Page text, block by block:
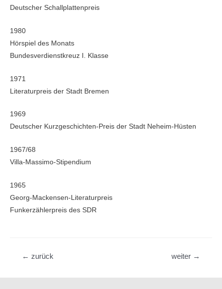
Deutscher Schallplattenpreis
1980
Hörspiel des Monats
Bundesverdienstkreuz I. Klasse
1971
Literaturpreis der Stadt Bremen
1969
Deutscher Kurzgeschichten-Preis der Stadt Neheim-Hüsten
1967/68
Villa-Massimo-Stipendium
1965
Georg-Mackensen-Literaturpreis
Funkerzählerpreis des SDR
Beitragsnavigation
← zurück weiter →